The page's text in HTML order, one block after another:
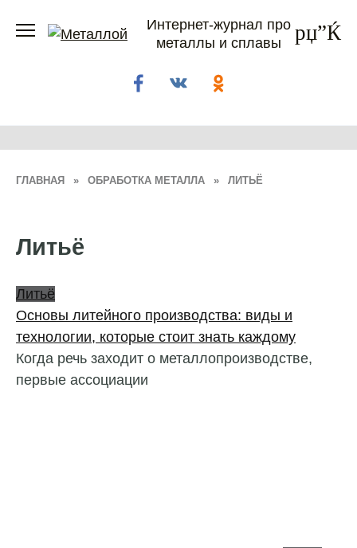
Интернет-журнал про
металлы и сплавы
ГЛАВНАЯ » ОБРАБОТКА МЕТАЛЛА » ЛИТЬЁ
Литьё
Литьё
Основы литейного производства: виды и
технологии, которые стоит знать каждому
Когда речь заходит о металлопроизводстве,
первые ассоциации